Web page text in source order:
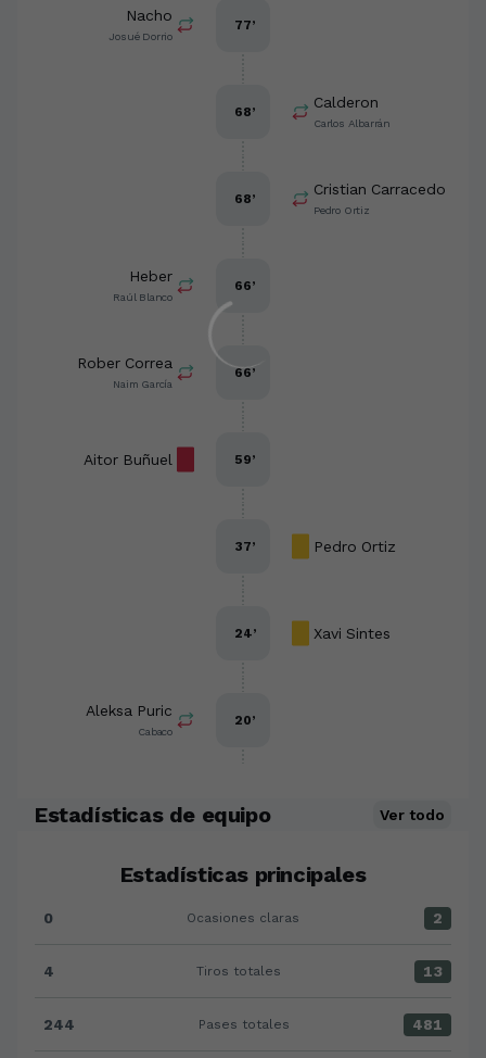
Nacho
Josué Dorrio
77’
Calderon
Carlos Albarrán
68’
Cristian Carracedo
Pedro Ortiz
68’
Heber
Raúl Blanco
66’
Rober Correa
Naim García
66’
Aitor Buñuel 59’
Pedro Ortiz
37’
Xavi Sintes
24’
Aleksa Puric
Cabaco
20’
Estadísticas de equipo Ver todo
Estadísticas principales
Ocasiones claras:Racing Club Ferrol 0 versus
0 Ocasiones claras 2
Tiros totales:Racing Club Ferrol 4 versus Córdoba CF
4 Tiros totales 13
Pases totales:Racing Club Ferrol 244 versus Córdoba
244 Pases totales 481